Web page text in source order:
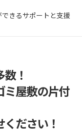
きるサポートと支援
際の遺品整理は誰が
どうする？｜状況別
！
ミ屋敷の片付
ださい！